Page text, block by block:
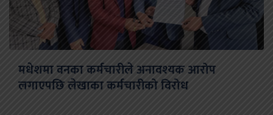
मधेशमा वनका कर्मचारीले अनावश्यक आरोप
लगाएपछि लेखाका कर्मचारीको विरोध